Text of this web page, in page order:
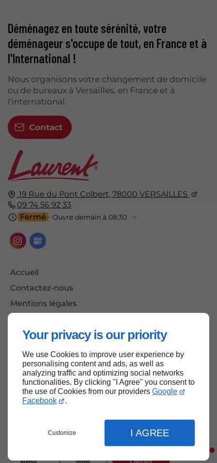
Your privacy is our priority
We use Cookies to improve user experience by
personalising content and ads, as well as
analyzing traffic and optimizing social networks
functionalities. By clicking "I Agree" you consent to
the use of Cookies from our providers Google
Facebook
.
Customize I AGREE
Menu Infos Contact
19 Rue du Pont Colbert,78000 VERSAILLES
09 74 56 92 33
Fermé ⋅ Ouvre demain à 08:30
Accueil
Contactez-nous
Mentions légales
Déménagez en toute sérénité, votre
déménageur s'occupe de tout, en France et à
l'International !
Nous organisons votre changement de domicile
ou de bureaux à Versailles, en France et à
l'international.
Contact
Haut de page